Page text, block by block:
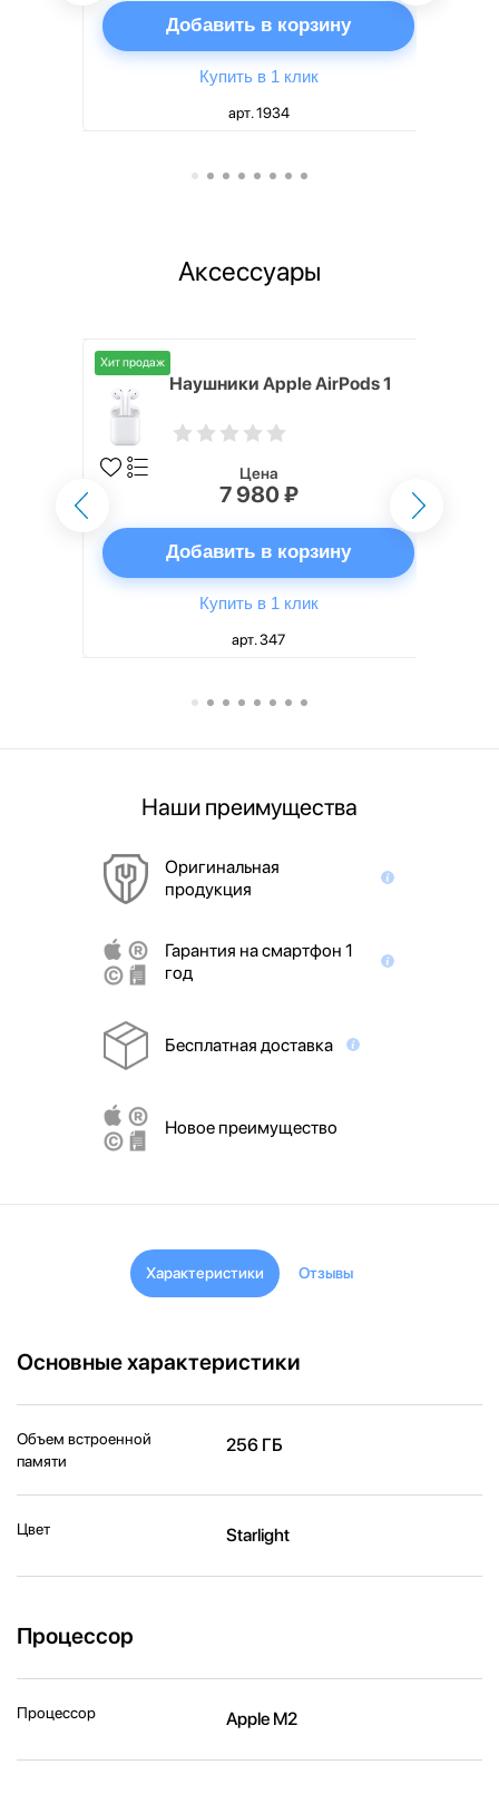
Добавить в корзину
Купить в 1 клик
арт. 1934
Аксессуары
Хит продаж
Наушники Apple AirPods 1
Цена
7 980 ₽
Добавить в корзину
Купить в 1 клик
арт. 347
Наши преимущества
Оригинальная
продукция
Гарантия на смартфон 1
год
Бесплатная доставка
Новое преимущество
Характеристики Отзывы
Основные характеристики
Объем встроенной
памяти
256 ГБ
Цвет Starlight
Процессор
Процессор Apple M2